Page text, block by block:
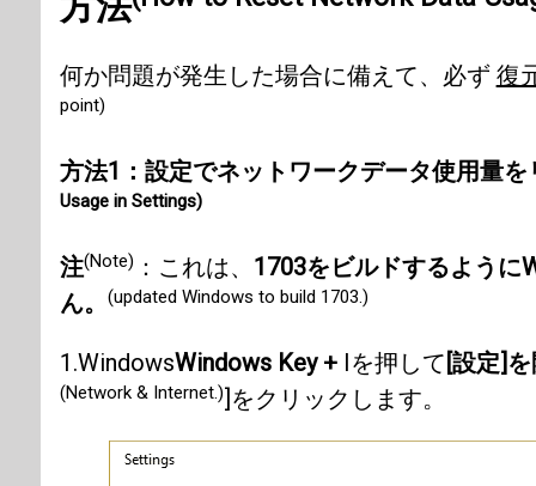
何か問題が発生した場合に備えて、必ず 復
point)
方法1：設定でネットワークデータ使用量
Usage in Settings)
注(Note) ：これは、 1703をビルドするように
ん。
(updated Windows to build 1703.)
1.WindowsWindows Key +Iを押して [設定]
(Network & Internet.)]をクリックします。